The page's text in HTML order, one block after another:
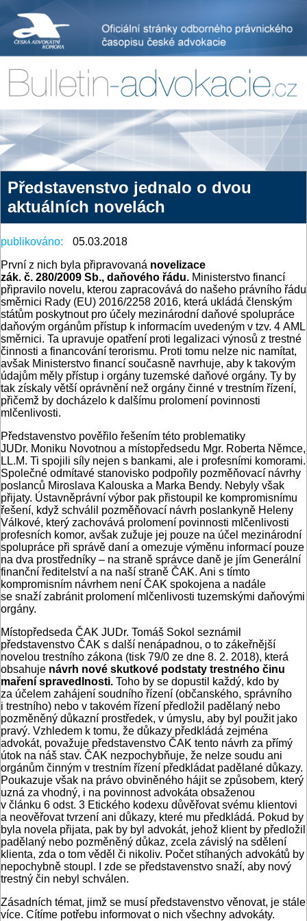
Představenstvo jednalo o dvou
aktuálních novelách
publikováno:
05.03.2018
První z nich byla připravovaná novelizace
zák. č. 280/2009 Sb., daňového řádu. Ministerstvo financí
připravilo novelu, kterou zapracovává do našeho právního řádu
směrnici Rady (EU) 2016/2258 2016, která ukládá členským
státům poskytnout pro účely mezinárodní daňové spolupráce
daňovým orgánům přístup k informacím uvedeným v tzv. 4 AML
směrnici. Ta upravuje opatření proti legalizaci výnosů z trestné
činnosti a financování terorismu. Proti tomu nelze nic namítat,
avšak Ministerstvo financí současně navrhuje, aby k takovým
údajům měly přístup i orgány tuzemské daňové orgány. Ty by
tak získaly větší oprávnění než orgány činné v trestním řízení,
přičemž by docházelo k dalšímu prolomení povinnosti
mlčenlivosti.
Představenstvo pověřilo řešením této problematiky
JUDr. Moniku Novotnou a místopředsedu Mgr. Roberta Němce,
LL.M. Ti spojili síly nejen s bankami, ale i profesními komorami.
Společné odmítavé stanovisko podpořily pozměňovací návrhy
poslanců Miroslava Kalouska a Marka Bendy. Nebyly však
přijaty. Ústavněprávní výbor pak přistoupil ke kompromisnímu
řešení, když schválil pozměňovací návrh poslankyně Heleny
Válkové, který zachovává prolomení povinnosti mlčenlivosti
profesních komor, avšak zužuje jej pouze na účel mezinárodní
spolupráce při správě daní a omezuje výměnu informací pouze
na dva prostředníky – na straně správce daně je jím Generální
finanční ředitelství a na naší straně ČAK. Ani s tímto
kompromisním návrhem není ČAK spokojena a nadále
se snaží zabránit prolomení mlčenlivosti tuzemskými daňovými
orgány.
Místopředseda ČAK JUDr. Tomáš Sokol seznámil
představenstvo ČAK s další nenápadnou, o to zákeřnější
novelou trestního zákona (tisk 79/0 ze dne 8. 2. 2018), která
obsahuje návrh nové skutkové podstaty trestného činu
maření spravedlnosti. Toho by se dopustil každý, kdo by
za účelem zahájení soudního řízení (občanského, správního
i trestního) nebo v takovém řízení předložil padělaný nebo
pozměněný důkazní prostředek, v úmyslu, aby byl použit jako
pravý. Vzhledem k tomu, že důkazy předkládá zejména
advokát, považuje představenstvo ČAK tento návrh za přímý
útok na náš stav. ČAK nezpochybňuje, že nelze soudu ani
orgánům činným v trestním řízení předkládat padělané důkazy.
Poukazuje však na právo obviněného hájit se způsobem, který
uzná za vhodný, i na povinnost advokáta obsaženou
v článku 6 odst. 3 Etického kodexu důvěřovat svému klientovi
a neověřovat tvrzení ani důkazy, které mu předkládá. Pokud by
byla novela přijata, pak by byl advokát, jehož klient by předložil
padělaný nebo pozměněný důkaz, zcela závislý na sdělení
klienta, zda o tom věděl či nikoliv. Počet stíhaných advokátů by
nepochybně stoupl. I zde se představenstvo snaží, aby nový
trestný čin nebyl schválen.
Zásadních témat, jimž se musí představenstvo věnovat, je stále
více. Cítíme potřebu informovat o nich všechny advokáty.